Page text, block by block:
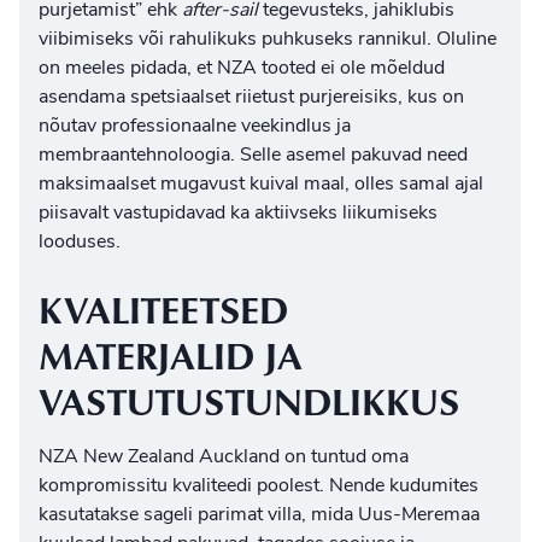
purjetamist” ehk after-sailtegevusteks, jahiklubis
viibimiseks või rahulikuks puhkuseks rannikul. Oluline
on meeles pidada, et NZA tooted ei ole mõeldud
asendama spetsiaalset riietust purjereisiks, kus on
nõutav professionaalne veekindlus ja
membraantehnoloogia. Selle asemel pakuvad need
maksimaalset mugavust kuival maal, olles samal ajal
piisavalt vastupidavad ka aktiivseks liikumiseks
looduses.
KVALITEETSED
MATERJALID JA
VASTUTUSTUNDLIKKUS
NZA New Zealand Auckland on tuntud oma
kompromissitu kvaliteedi poolest. Nende kudumites
kasutatakse sageli parimat villa, mida Uus-Meremaa